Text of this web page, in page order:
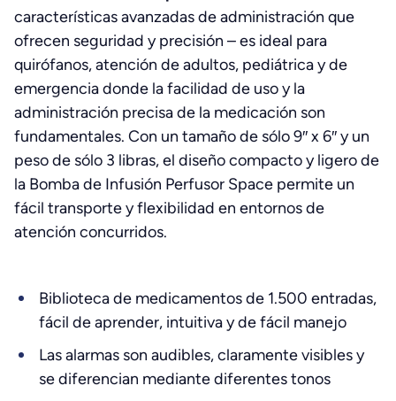
características avanzadas de administración que
ofrecen seguridad y precisión – es ideal para
quirófanos, atención de adultos, pediátrica y de
emergencia donde la facilidad de uso y la
administración precisa de la medicación son
fundamentales. Con un tamaño de sólo 9″ x 6″ y un
peso de sólo 3 libras, el diseño compacto y ligero de
la Bomba de Infusión Perfusor Space permite un
fácil transporte y flexibilidad en entornos de
atención concurridos.
Biblioteca de medicamentos de 1.500 entradas,
fácil de aprender, intuitiva y de fácil manejo
Las alarmas son audibles, claramente visibles y
se diferencian mediante diferentes tonos